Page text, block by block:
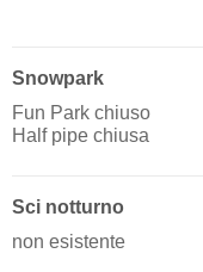
Snowpark
Fun Park chiuso
Half pipe chiusa
Sci notturno
non esistente